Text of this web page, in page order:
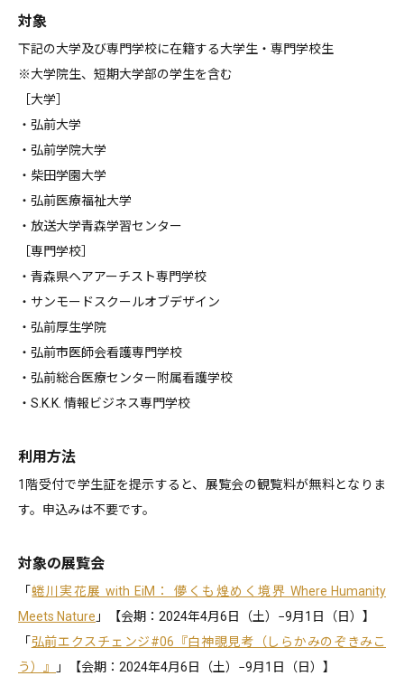
対象
下記の大学及び専門学校に在籍する大学生・専門学校生
※大学院生、短期大学部の学生を含む
［大学］
・弘前大学
・弘前学院大学
・柴田学園大学
・弘前医療福祉大学
・放送大学青森学習センター
［専門学校］
・青森県ヘアアーチスト専門学校
・サンモードスクールオブデザイン
・弘前厚生学院
・弘前市医師会看護専門学校
・弘前総合医療センター附属看護学校
・S.K.K. 情報ビジネス専門学校
利用方法
1階受付で学生証を提示すると、展覧会の観覧料が無料となりま
す。申込みは不要です。
対象の展覧会
「 蜷川実花展 with EiM： 儚くも煌めく境界 Where Humanity
Meets Nature 」【会期：2024年4月6日（土）−9月1日（日）】
「 弘前エクスチェンジ#06『白神覗見考（しらかみのぞきみこ
う）』
」【会期：2024年4月6日（土）−9月1日（日）】